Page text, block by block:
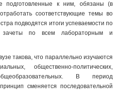
подготовленные к ним, обязаны (в
соответствующие темы во
подводятся итоги успеваемости по
зачеты по всем лабораторным и
такова, что параллельно изучаются
общественно-политических,
В период
сменяется последовательной